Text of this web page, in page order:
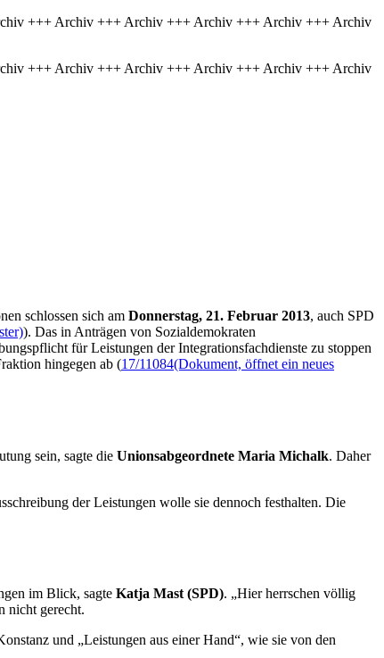
+++ Archiv +++ Archiv +++ Archiv +++ Archiv +++ Archiv
+++ Archiv +++ Archiv +++ Archiv +++ Archiv +++ Archiv
schlossen sich am Donnerstag, 21. Februar 2013, auch SPD
). Das in Anträgen von Sozialdemokraten
für Leistungen der Integrationsfachdienste zu stoppen
hingegen ab (17/11084(Dokument, öffnet ein neues
sein, sagte die Unionsabgeordnete Maria Michalk. Daher
der Leistungen wolle sie dennoch festhalten. Die
im Blick, sagte Katja Mast (SPD). „Hier herrschen völlig
nicht gerecht.
und „Leistungen aus einer Hand“, wie sie von den